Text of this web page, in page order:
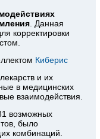
. Данная
корректировки
Киберис
и их
в медицинских
взаимодействия.
возможных
было
комбинаций.